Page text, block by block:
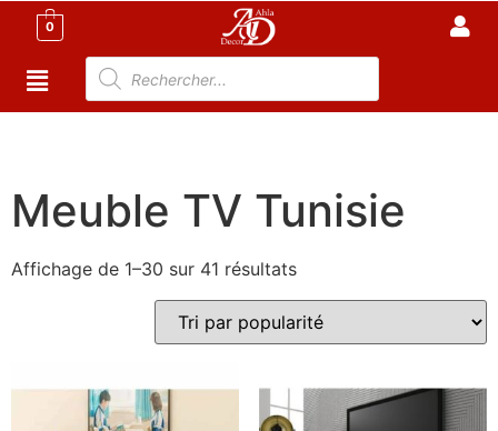
0
Meuble TV Tunisie
Affichage de 1–30 sur 41 résultats